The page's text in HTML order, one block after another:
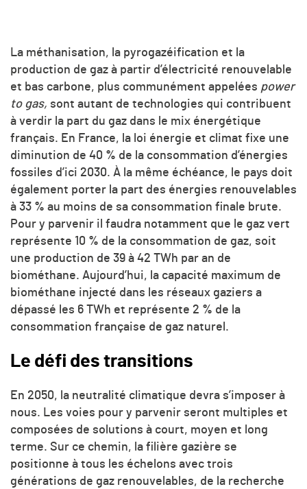
La méthanisation, la pyrogazéification et la
production de gaz à partir d’électricité renouvelable
et bas carbone, plus communément appelées power
to gas, sont autant de technologies qui contribuent
à verdir la part du gaz dans le mix énergétique
français. En France, la loi énergie et climat fixe une
diminution de 40 % de la consommation d’énergies
fossiles d’ici 2030. À la même échéance, le pays doit
également porter la part des énergies renouvelables
à 33 % au moins de sa consommation finale brute.
Pour y parvenir il faudra notamment que le gaz vert
représente 10 % de la consommation de gaz, soit
une production de 39 à 42 TWh par an de
biométhane. Aujourd’hui, la capacité maximum de
biométhane injecté dans les réseaux gaziers a
dépassé les 6 TWh et représente 2 % de la
consommation française de gaz naturel.
Le défi des transitions
En 2050, la neutralité climatique devra s’imposer à
nous. Les voies pour y parvenir seront multiples et
composées de solutions à court, moyen et long
terme. Sur ce chemin, la filière gazière se
positionne à tous les échelons avec trois
générations de gaz renouvelables, de la recherche